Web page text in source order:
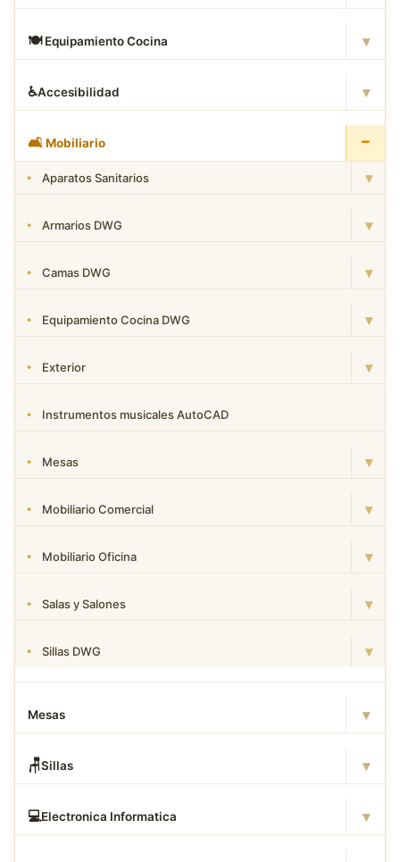
🍽️ Equipamiento Cocina ▾
♿Accesibilidad ▾
🛋️ Mobiliario −
Aparatos Sanitarios ▾
Armarios DWG ▾
Camas DWG ▾
Equipamiento Cocina DWG ▾
Exterior ▾
Instrumentos musicales AutoCAD
Mesas ▾
Mobiliario Comercial ▾
Mobiliario Oficina ▾
Salas y Salones ▾
Sillas DWG ▾
Mesas ▾
🪑Sillas ▾
💻Electronica Informatica ▾